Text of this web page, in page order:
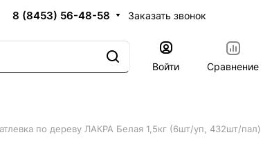
8 (8453) 56-48-58 Заказать звонок
Войти Сравнение
по дереву ЛАКРА Белая 1,5кг (6шт/уп, 432шт/пал)